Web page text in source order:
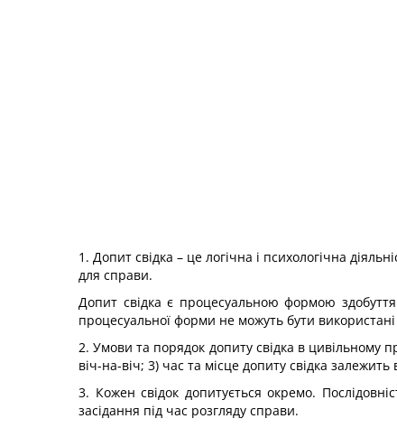
1. Допит свідка – це логічна і психологічна
для справи.
Допит свідка є процесуальною формою
процесуальної форми не можуть бути
2. Умови та порядок допиту свідка в цивільному
віч-на-віч; 3) час та місце допиту свідка залежить
3. Кожен свідок допитується окремо.
засідання під час розгляду справи.